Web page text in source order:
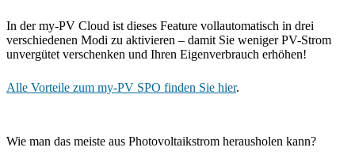
In der my-PV Cloud ist dieses Feature vollautomatisch in drei
verschiedenen Modi zu aktivieren – damit Sie weniger PV-Strom
unvergütet verschenken und Ihren Eigenverbrauch erhöhen!
Alle Vorteile zum my-PV SPO finden Sie hier.
Wie man das meiste aus Photovoltaikstrom herausholen kann?